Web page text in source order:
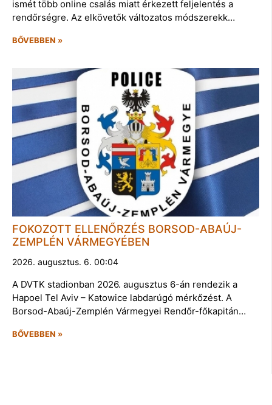
ismét több online csalás miatt érkezett feljelentés a
rendőrségre. Az elkövetők változatos módszerekk…
BŐVEBBEN »
FOKOZOTT ELLENŐRZÉS BORSOD-ABAÚJ-
ZEMPLÉN VÁRMEGYÉBEN
2026. augusztus. 6. 00:04
A DVTK stadionban 2026. augusztus 6-án rendezik a
Hapoel Tel Aviv – Katowice labdarúgó mérkőzést. A
Borsod-Abaúj-Zemplén Vármegyei Rendőr-főkapitán…
BŐVEBBEN »